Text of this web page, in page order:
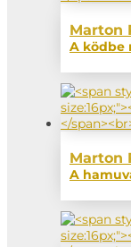
Marton
A ködbe
Marton
A